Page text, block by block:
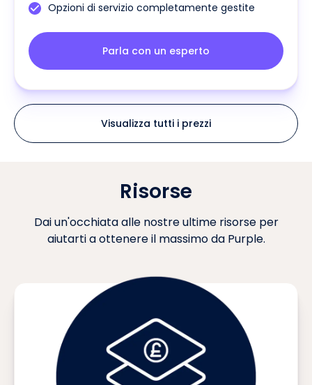
Opzioni di servizio completamente gestite
Parla con un esperto
Visualizza tutti i prezzi
Risorse
Dai un'occhiata alle nostre ultime risorse per
aiutarti a ottenere il massimo da Purple.